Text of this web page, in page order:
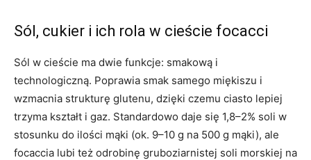
Sól, cukier i ich rola w cieście focacci
Sól w cieście ma dwie funkcje: smakową i
technologiczną. Poprawia smak samego miękiszu i
wzmacnia strukturę glutenu, dzięki czemu ciasto lepiej
trzyma kształt i gaz. Standardowo daje się 1,8–2% soli w
stosunku do ilości mąki (ok. 9–10 g na 500 g mąki), ale
focaccia lubi też odrobinę gruboziarnistej soli morskiej na